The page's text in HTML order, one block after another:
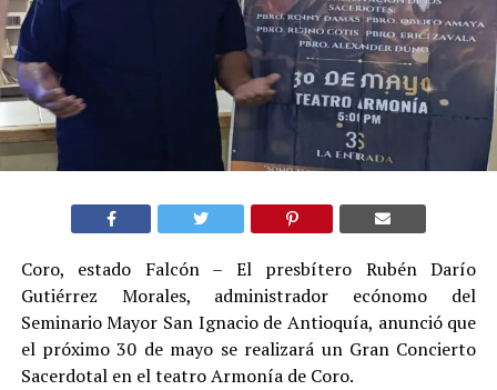
Coro, estado Falcón – El presbítero Rubén Darío
Gutiérrez Morales, administrador ecónomo del
Seminario Mayor San Ignacio de Antioquía, anunció que
el próximo 30 de mayo se realizará un Gran Concierto
Sacerdotal en el teatro Armonía de Coro.